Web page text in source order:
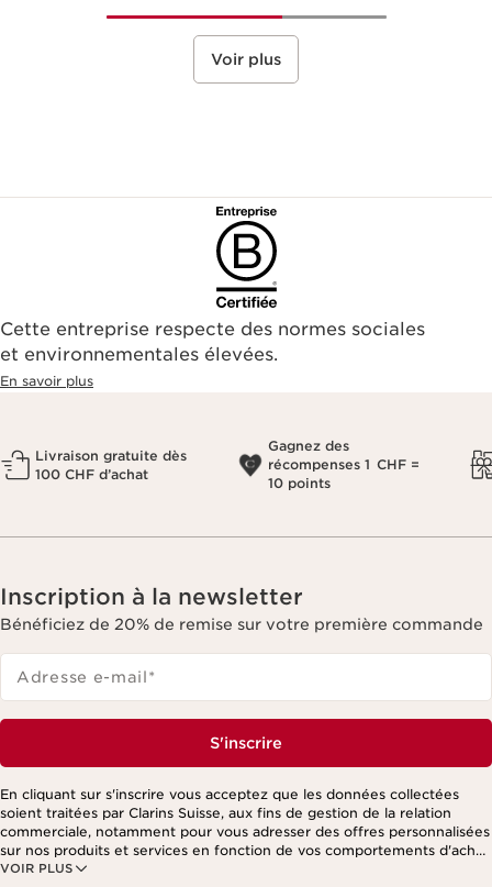
Voir plus
Cette entreprise respecte des normes sociales
et environnementales élevées.
En savoir plus
Livraison gratuite dès
100 CHF d’achat
Gagnez des
récompenses 1 CHF =
10 points
Inscription à la newsletter
Bénéficiez de 20% de remise sur votre première commande
Adresse e-mail*
S'inscrire
VOIR PLUS
En cliquant sur s'inscrire vous acceptez que les données collectées
soient traitées par Clarins Suisse, aux fins de gestion de la relation
commerciale, notamment pour vous adresser des offres personnalisées
sur nos produits et services en fonction de vos comportements d'achat,
de vos habitudes et/ou de vos centres d'intérêts, y compris par